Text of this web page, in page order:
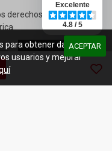
derechos reservados
ACEPTAR
para obtener datos
usuarios y mejorar
Excelente
4.8 / 5